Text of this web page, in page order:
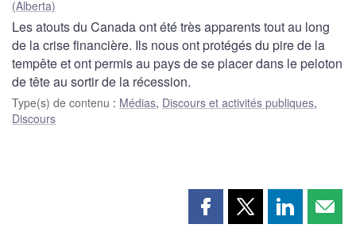
(Alberta)
Les atouts du Canada ont été très apparents tout au long
de la crise financière. Ils nous ont protégés du pire de la
tempête et ont permis au pays de se placer dans le peloton
de tête au sortir de la récession.
Type(s) de contenu : Médias, Discours et activités publiques,
Discours
PartagerPartagerPartager